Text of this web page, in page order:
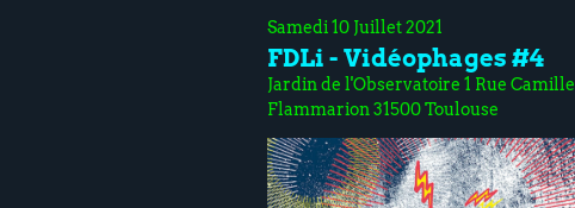
Samedi 10 Juillet 2021
FDLi - Vidéophages #4
Jardin de l'Observatoire 1 Rue Camille
Flammarion 31500 Toulouse